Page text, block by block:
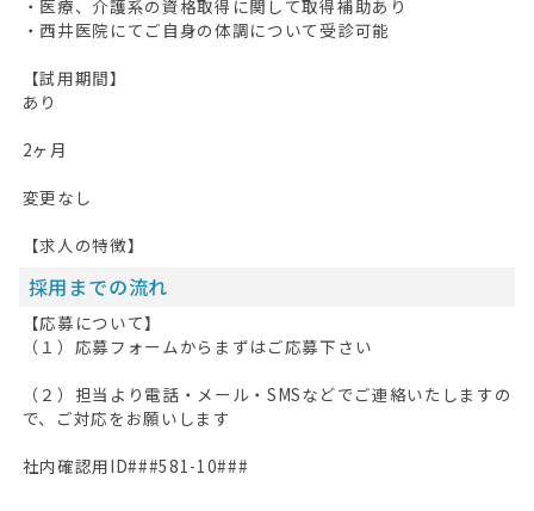
・医療、介護系の資格取得に関して取得補助あり
・西井医院にてご自身の体調について受診可能
【試用期間】
あり
2ヶ月
変更なし
【求人の特徴】
採用までの流れ
【応募について】
（１）応募フォームからまずはご応募下さい
（２）担当より電話・メール・SMSなどでご連絡いたしますの
で、ご対応をお願いします
社内確認用ID###581-10###